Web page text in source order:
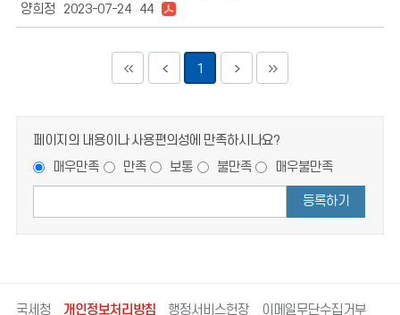
양희정 2023-07-24 44
1
페이지의 내용이나 사용편의성에 만족하시나요?
매우만족
만족 보통 불만족 매우불만족
등록하기
국세청 개인정보처리방침 행정서비스헌장 이메일무단수집거부